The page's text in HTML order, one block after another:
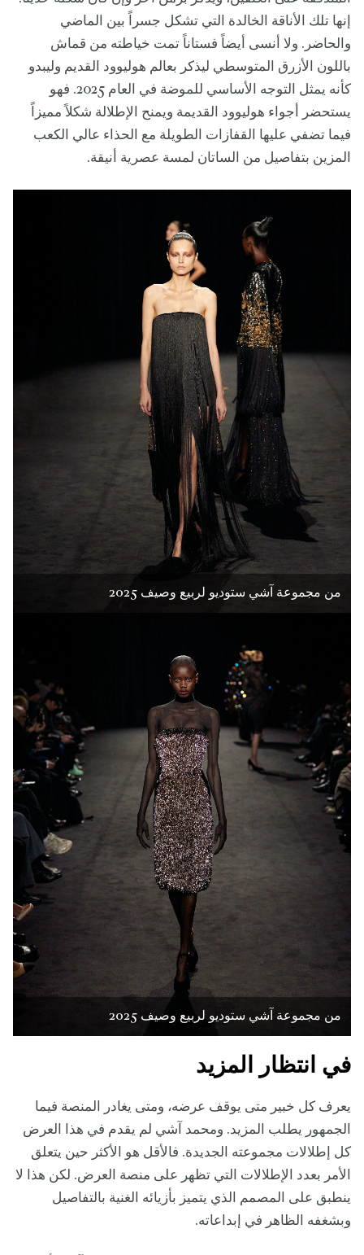
إنها تلك الأناقة الخالدة التي تشكل جسراً بين الماضي
والحاضر. ولا أنسى أيضاً فستاناً تمت خياطته من قماش
باللون الأزرق المتوسطي ليذكر بعالم هوليوود القديم وليبدو
كأنه يمثل التوجه الأساسي للموضة في العام 2025. فهو
يستحضر أجواء هوليوود القديمة ويمنح الإطلالة شكلاً مميزاً
فيما تضفي عليها القفازات الطويلة مع الحذاء عالي الكعب
المزين بتفاصيل من الساتان لمسة عصرية أنيقة.
من مجموعة آشي ستوديو لربيع وصيف 2025
من مجموعة آشي ستوديو لربيع وصيف 2025
في انتظار المزيد
يعرف كل خبير متى يوقف عرضه، ومتى يغادر المنصة فيما
الجمهور يطلب المزيد. ومحمد آشي لم يقدم في هذا العرض
كل إطلالات مجموعته الجديدة. فالأقل هو الأكثر حين يتعلق
الأمر بعدد الإطلالات التي تظهر على منصة العرض. لكن هذا لا
ينطبق على المصمم الذي يتميز بأزيائه الغنية بالتفاصيل
وبشغفه الظاهر في إبداعاته.